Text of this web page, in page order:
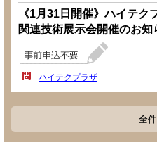
《1月31日開催》ハイテ
関連技術展示会開催のお知
ハイテクプラザ
全